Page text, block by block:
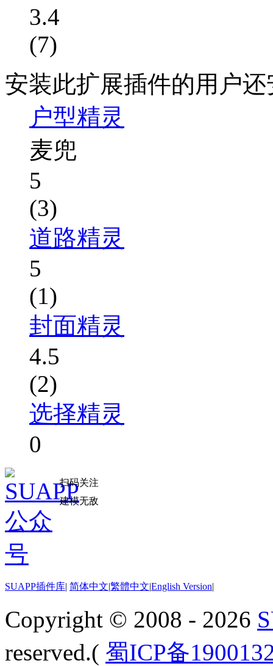
3.4
(7)
安装此扩展插件的用户
户型精灵
麦兜
5
(3)
道路精灵
5
(1)
封面精灵
4.5
(2)
选择精灵
0
扫码关注
建模无敌
SUAPP插件库| 简体中文|繁體中文|English Version|
Copyright © 2008 - 2026
reserved.( 蜀ICP备